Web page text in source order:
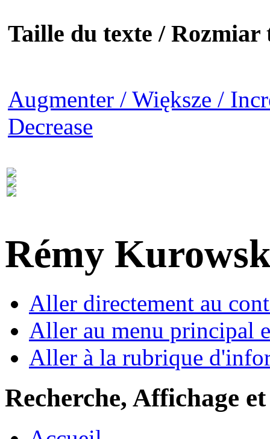
Taille du texte / Rozmiar
Augmenter / Większe /
Decrease
Rémy
Aller directement au
Aller au menu principal
Aller à la rubrique
Recherche, Affichage